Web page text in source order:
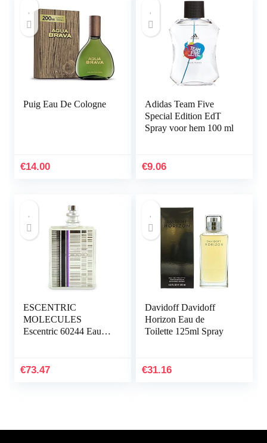
Puig Eau De Cologne
€14.00
Adidas Team Five
Special Edition EdT
Spray voor hem 100 ml
€9.06
ESCENTRIC
MOLECULES
Escentric 60244 Eau
€73.47
Davidoff Davidoff
Horizon Eau de
Toilette 125ml Spray
€31.16